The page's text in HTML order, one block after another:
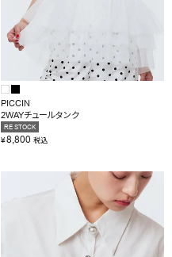
PICCIN
2WAYチュールタンク
RE STOCK
¥8,800 税込